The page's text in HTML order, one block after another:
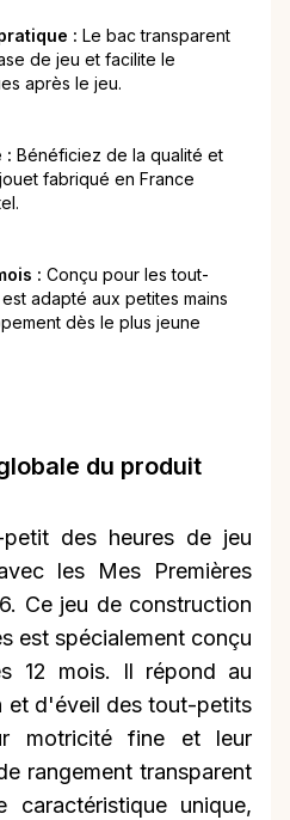
: Le bac transparent
de jeu et facilite le
après le jeu.
: Bénéficiez de la qualité et
fabriqué en France
: Conçu pour les tout-
adapté aux petites mains
dès le plus jeune
du produit
des heures de jeu
les Mes Premières
Ce jeu de construction
est spécialement conçu
12 mois. Il répond au
et d'éveil des tout-petits
motricité fine et leur
rangement transparent
caractéristique unique,